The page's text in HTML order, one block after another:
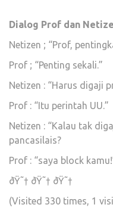
Dialog Prof dan
Netizen ; “Prof,
Prof ; “Penting sekali.”
Netizen : “Harus digaji
Prof : “Itu perintah UU.”
Netizen : “Kalau tak
pancasilais?
Prof : “saya block
ðŸ˜† ðŸ˜† ðŸ˜†
(Visited 330 times, 1